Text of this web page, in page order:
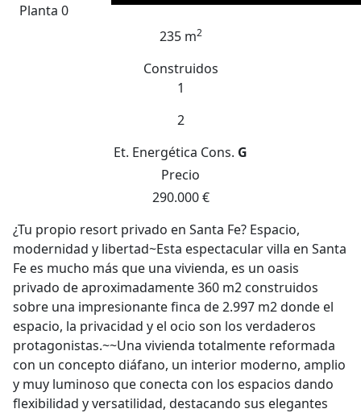
Planta 0
235 m2
Construidos
1
2
Et. Energética Cons. G
Precio
290.000 €
¿Tu propio resort privado en Santa Fe? Espacio,
modernidad y libertad~Esta espectacular villa en Santa
Fe es mucho más que una vivienda, es un oasis
privado de aproximadamente 360 m2 construidos
sobre una impresionante finca de 2.997 m2 donde el
espacio, la privacidad y el ocio son los verdaderos
protagonistas.~~Una vivienda totalmente reformada
con un concepto diáfano, un interior moderno, amplio
y muy luminoso que conecta con los espacios dando
flexibilidad y versatilidad, destacando sus elegantes